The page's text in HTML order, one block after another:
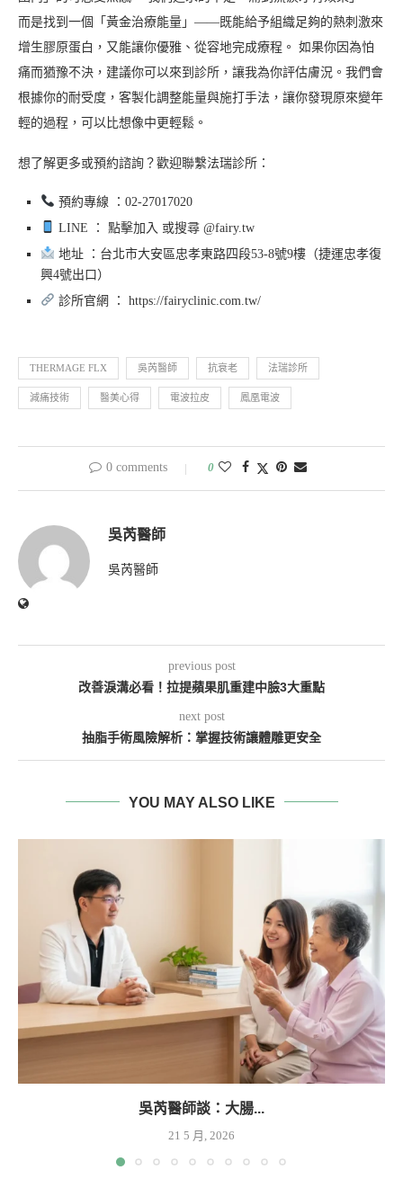
而是找到一個「黃金治療能量」——既能給予組織足夠的熱刺激來
增生膠原蛋白，又能讓你優雅、從容地完成療程。 如果你因為怕
痛而猶豫不決，建議你可以來到診所，讓我為你評估膚況。我們會
根據你的耐受度，客製化調整能量與施打手法，讓你發現原來變年
輕的過程，可以比想像中更輕鬆。
想了解更多或預約諮詢？歡迎聯繫法瑞診所：
預約專線 ：02-27017020
LINE ： 點擊加入 或搜尋 @fairy.tw
地址 ：台北市大安區忠孝東路四段53-8號9樓（捷運忠孝復
興4號出口）
診所官網 ： https://fairyclinic.com.tw/
THERMAGE FLX 吳芮醫師 抗衰老 法瑞診所
減痛技術 醫美心得 電波拉皮 鳳凰電波
0 comments 0
吳芮醫師
吳芮醫師
previous post
改善淚溝必看！拉提蘋果肌重建中臉3大重點
next post
抽脂手術風險解析：掌握技術讓體雕更安全
YOU MAY ALSO LIKE
吳芮醫師談：大腸...
21 5 月, 2026